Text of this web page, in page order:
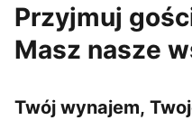
Przyjmuj
Masz nasze
Twój wynajem,